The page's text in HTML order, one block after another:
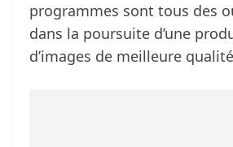
programmes sont tous des
dans la poursuite d’une
d’images de meilleure